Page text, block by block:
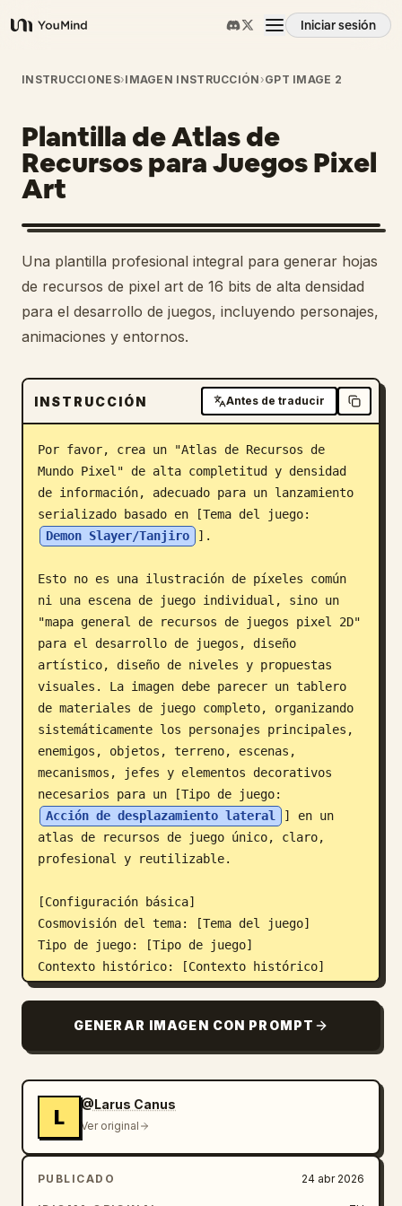
YouMind
Iniciar sesión
Resumen
Casos de uso
Habilidades
Prompts
Precios
Blog
Actualizaciones
INSTRUCCIONES›IMAGEN INSTRUCCIÓN ›GPT IMAGE 2
Plantilla de Atlas de
Recursos para Juegos Pixel
Art
Una plantilla profesional integral para generar hojas
de recursos de pixel art de 16 bits de alta densidad
para el desarrollo de juegos, incluyendo personajes,
animaciones y entornos.
INSTRUCCIÓN Antes de traducir
Por favor, crea un "Atlas de Recursos de
Mundo Pixel" de alta completitud y densidad
de información, adecuado para un lanzamiento
serializado basado en [Tema del juego:
Demon Slayer/Tanjiro
].
Esto no es una ilustración de píxeles común
ni una escena de juego individual, sino un
"mapa general de recursos de juegos pixel 2D"
para el desarrollo de juegos, diseño
artístico, diseño de niveles y propuestas
visuales. La imagen debe parecer un tablero
de materiales de juego completo, organizando
sistemáticamente los personajes principales,
enemigos, objetos, terreno, escenas,
mecanismos, jefes y elementos decorativos
necesarios para un [Tipo de juego:
Acción de desplazamiento lateral
] en un
atlas de recursos de juego único, claro,
profesional y reutilizable.
[Configuración básica]
Cosmovisión del tema: [Tema del juego]
Tipo de juego: [Tipo de juego]
Contexto histórico: [Contexto histórico]
Identidad del protagonista: [Identidad del
Tipos de enemigos: [Tipos de enemigos]
Escenas principales: [Entorno de escena
Color principal: [Color principal]
Color secundario: [Color secundario]
Color de acento: [Color de acento]
GENERAR IMAGEN CON PROMPT
L
@Larus Canus
Ver original
PUBLICADO 24 abr 2026